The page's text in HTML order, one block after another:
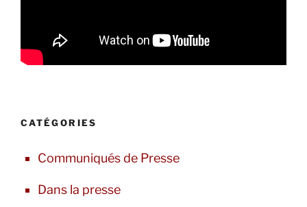
CATÉGORIES
Communiqués de Presse
Dans la presse